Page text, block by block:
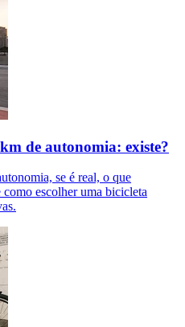
de autonomia: existe?
se é real, o que
escolher uma bicicleta